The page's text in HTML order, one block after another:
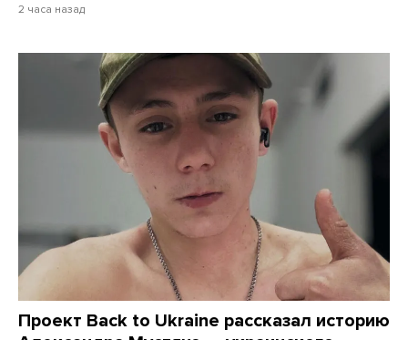
2 часа назад
Проект Back to Ukraine рассказал историю